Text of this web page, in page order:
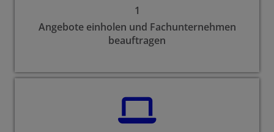
1
Angebote einholen und Fachunternehmen
beauftragen